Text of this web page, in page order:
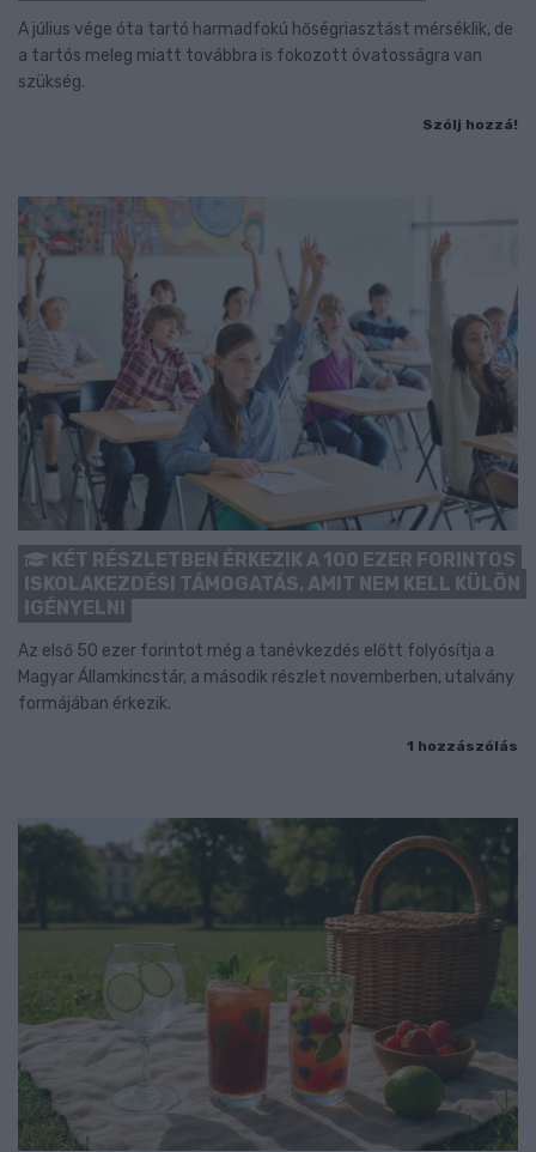
A július vége óta tartó harmadfokú hőségriasztást mérséklik, de
a tartós meleg miatt továbbra is fokozott óvatosságra van
szükség.
Szólj hozzá!
KÉT RÉSZLETBEN ÉRKEZIK A 100 EZER FORINTOS
ISKOLAKEZDÉSI TÁMOGATÁS, AMIT NEM KELL KÜLÖN
IGÉNYELNI
Az első 50 ezer forintot még a tanévkezdés előtt folyósítja a
Magyar Államkincstár, a második részlet novemberben, utalvány
formájában érkezik.
1 hozzászólás